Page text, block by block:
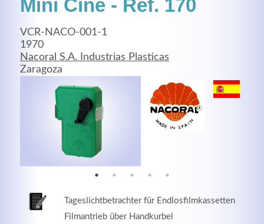
Mini Cine - Ref. 170
VCR-NACO-001-1
1970
Nacoral S.A. Industrias Plasticas
Zaragoza
Tageslichtbetrachter für Endlosfilmkassetten
Filmantrieb über Handkurbel
Web Projects
Lorem ipsum dolor sit amet, consectetuer adipiscing
elit. Aenean commodo ligula eget dolor.
MEHR INFOS